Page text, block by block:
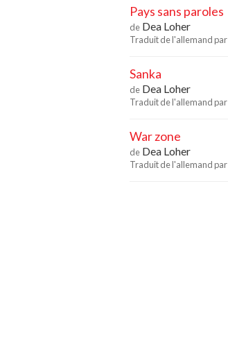
Pays sans paroles
de Dea Loher
Traduit de l'allemand par
Sanka
de Dea Loher
Traduit de l'allemand par
War zone
de Dea Loher
Traduit de l'allemand par